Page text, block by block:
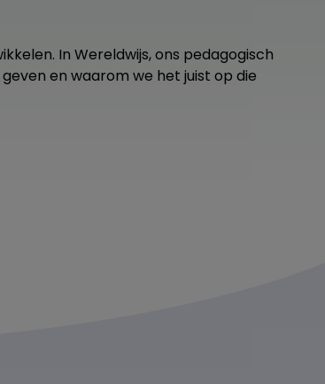
In Wereldwijs, ons pedagogisch
en waarom we het juist op die